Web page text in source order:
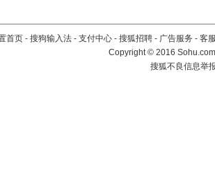
首页 - 搜狗输入法 - 支付中心 - 搜狐招聘 - 广告服务 - 客
Copyright©2016
搜狐不良信息举